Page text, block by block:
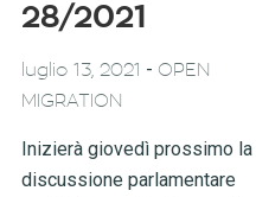
28/2021
luglio 13, 2021 - OPEN
MIGRATION
Inizierà giovedì prossimo la
discussione parlamentare